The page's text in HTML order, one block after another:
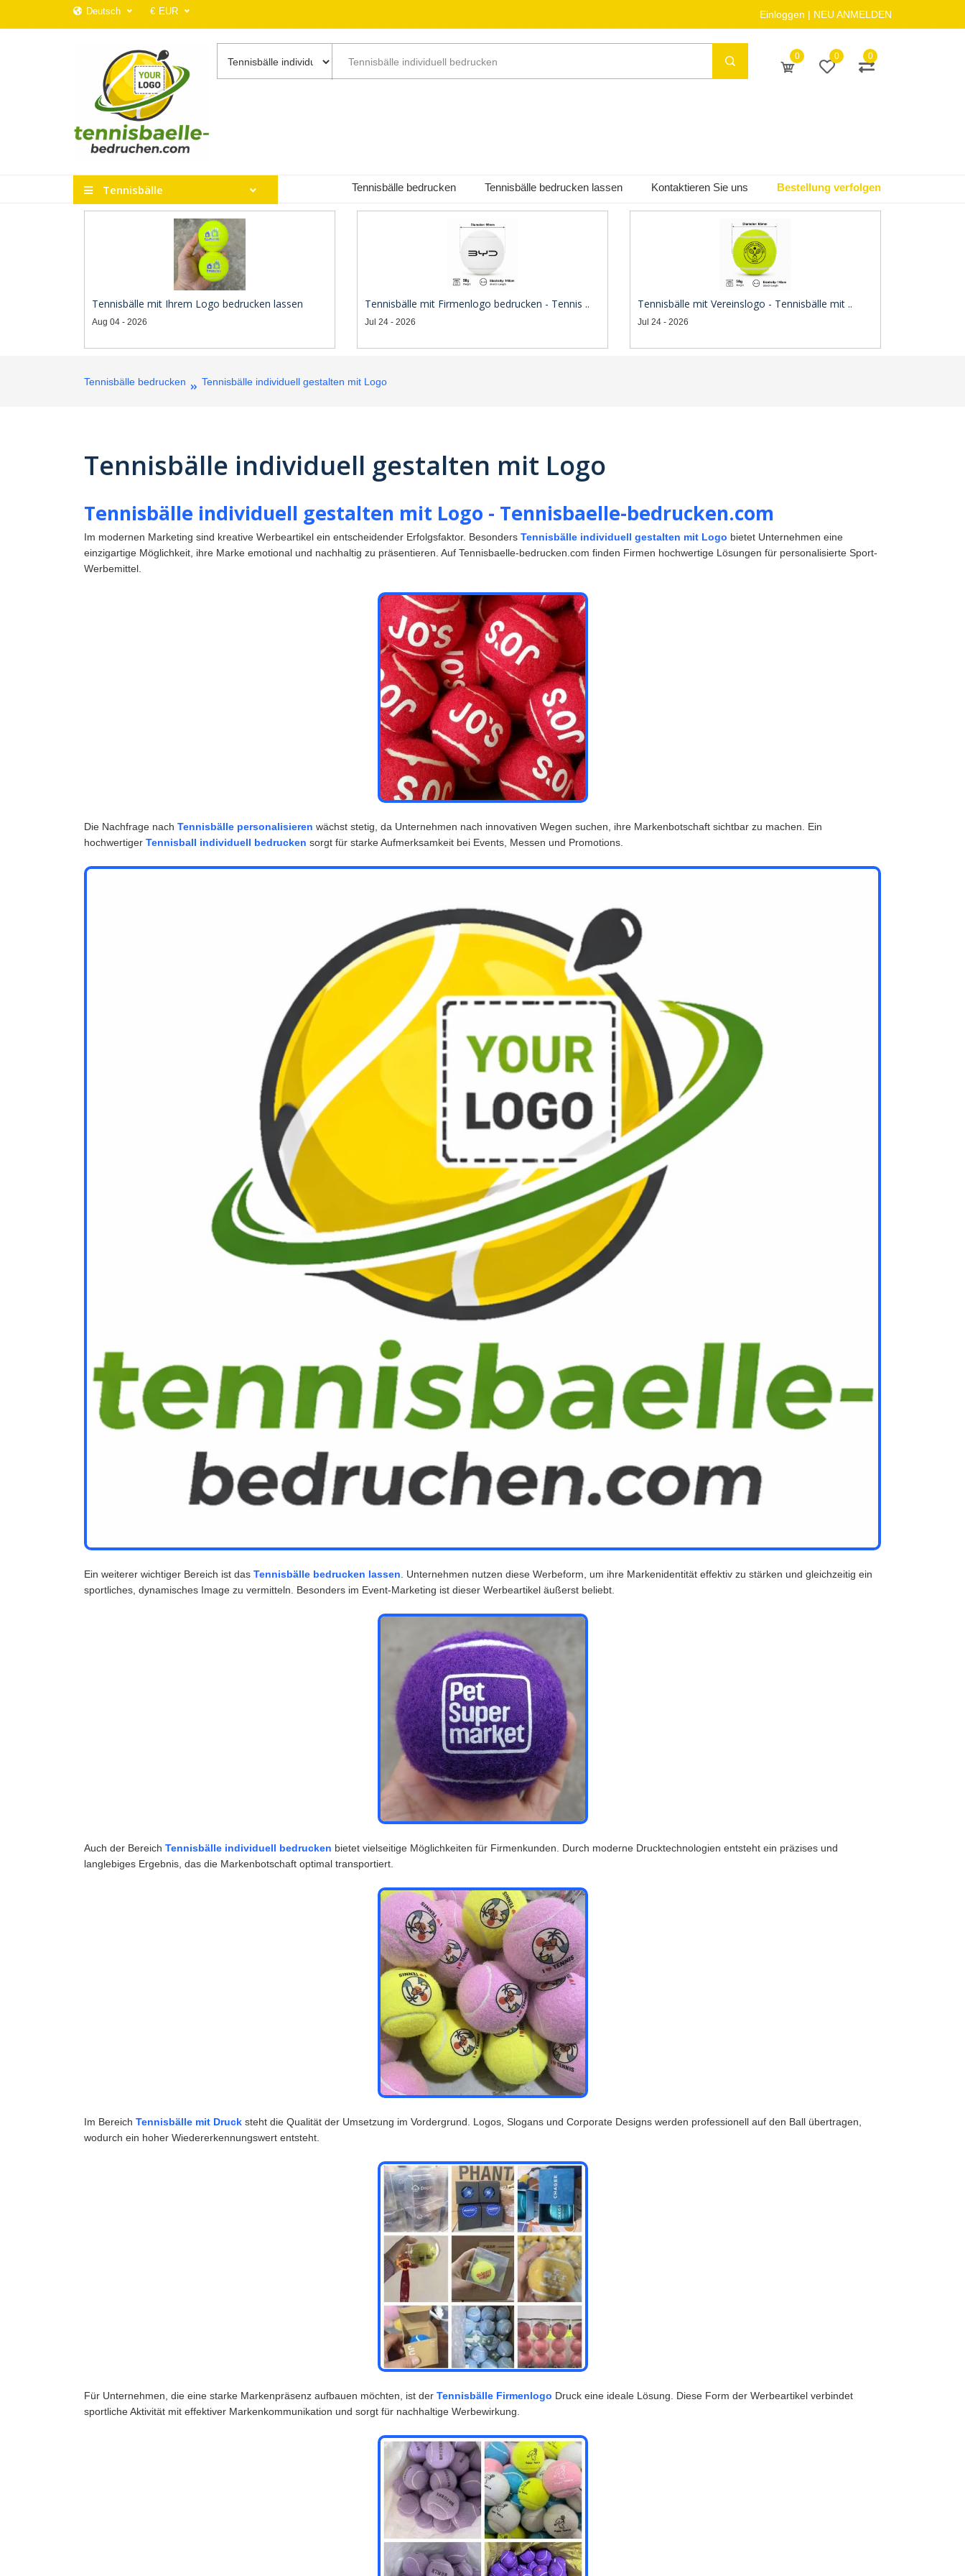
Deutsch € EUR Einloggen | NEU ANMELDEN
0 0 0
Tennisbälle Tennisbälle bedrucken Tennisbälle bedrucken lassen Kontaktieren Sie uns Bestellung verfolgen
Tennisbälle mit Ihrem Logo bedrucken lassen
Aug 04 - 2026
Tennisbälle mit Firmenlogo bedrucken - Tennis ..
Jul 24 - 2026
Tennisbälle mit Vereinslogo - Tennisbälle mit ..
Jul 24 - 2026
Tennisbälle bedrucken Tennisbälle individuell gestalten mit Logo
Tennisbälle individuell gestalten mit Logo
Tennisbälle individuell gestalten mit Logo - Tennisbaelle-bedrucken.com
Im modernen Marketing sind kreative Werbeartikel ein entscheidender Erfolgsfaktor. Besonders Tennisbälle individuell gestalten mit Logo bietet Unternehmen eine
einzigartige Möglichkeit, ihre Marke emotional und nachhaltig zu präsentieren. Auf Tennisbaelle-bedrucken.com finden Firmen hochwertige Lösungen für personalisierte Sport-
Werbemittel.
Die Nachfrage nach Tennisbälle personalisieren wächst stetig, da Unternehmen nach innovativen Wegen suchen, ihre Markenbotschaft sichtbar zu machen. Ein
hochwertiger Tennisball individuell bedrucken sorgt für starke Aufmerksamkeit bei Events, Messen und Promotions.
Ein weiterer wichtiger Bereich ist das Tennisbälle bedrucken lassen. Unternehmen nutzen diese Werbeform, um ihre Markenidentität effektiv zu stärken und gleichzeitig ein
sportliches, dynamisches Image zu vermitteln. Besonders im Event-Marketing ist dieser Werbeartikel äußerst beliebt.
Auch der Bereich Tennisbälle individuell bedrucken bietet vielseitige Möglichkeiten für Firmenkunden. Durch moderne Drucktechnologien entsteht ein präzises und
langlebiges Ergebnis, das die Markenbotschaft optimal transportiert.
Im Bereich Tennisbälle mit Druck steht die Qualität der Umsetzung im Vordergrund. Logos, Slogans und Corporate Designs werden professionell auf den Ball übertragen,
wodurch ein hoher Wiedererkennungswert entsteht.
Für Unternehmen, die eine starke Markenpräsenz aufbauen möchten, ist der Tennisbälle Firmenlogo Druck eine ideale Lösung. Diese Form der Werbeartikel verbindet
sportliche Aktivität mit effektiver Markenkommunikation und sorgt für nachhaltige Werbewirkung.